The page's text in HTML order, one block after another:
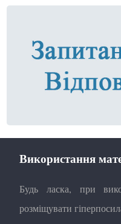
Використання
Будь ласка, при
розміщувати